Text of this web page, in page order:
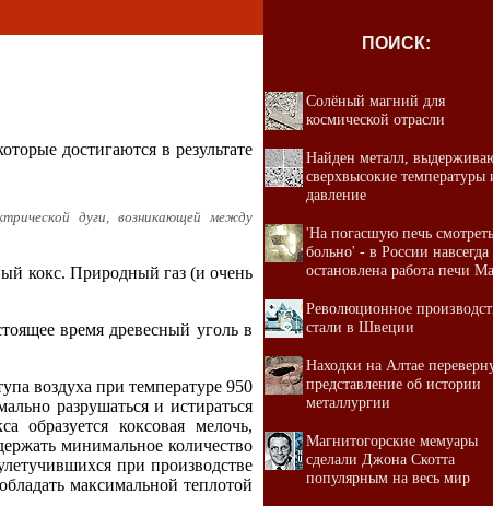
достигаются в результате
дуги, возникающей между
кокс. Природный газ (и очень
время древесный уголь в
воздуха при температуре 950
разрушаться и истираться
коксовая мелочь,
минимальное количество
при производстве
максимальной теплотой
ПОИСК:
Солёный магний для
космической отрасли
Найден металл,
сверхвысокие температуры
давление
'На погасшую печь смотреть
больно' - в России навсегда
остановлена работа печи
Революционное
стали в Швеции
Находки на Алтае
представление об истории
металлургии
Магнитогорские мемуары
сделали Джона Скотта
популярным на весь мир